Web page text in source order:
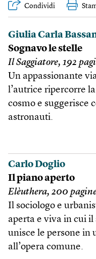
Condividi
Giulia Carla
Sognavo le stelle
Il Saggiatore, 192
Un appassionante
l’autrice ripercorre
cosmo e suggerisce
astronauti.
Carlo Doglio
Il piano aperto
Elèuthera, 200
Il sociologo e
aperta e viva in cui il
unisce le persone in
all’opera comune.